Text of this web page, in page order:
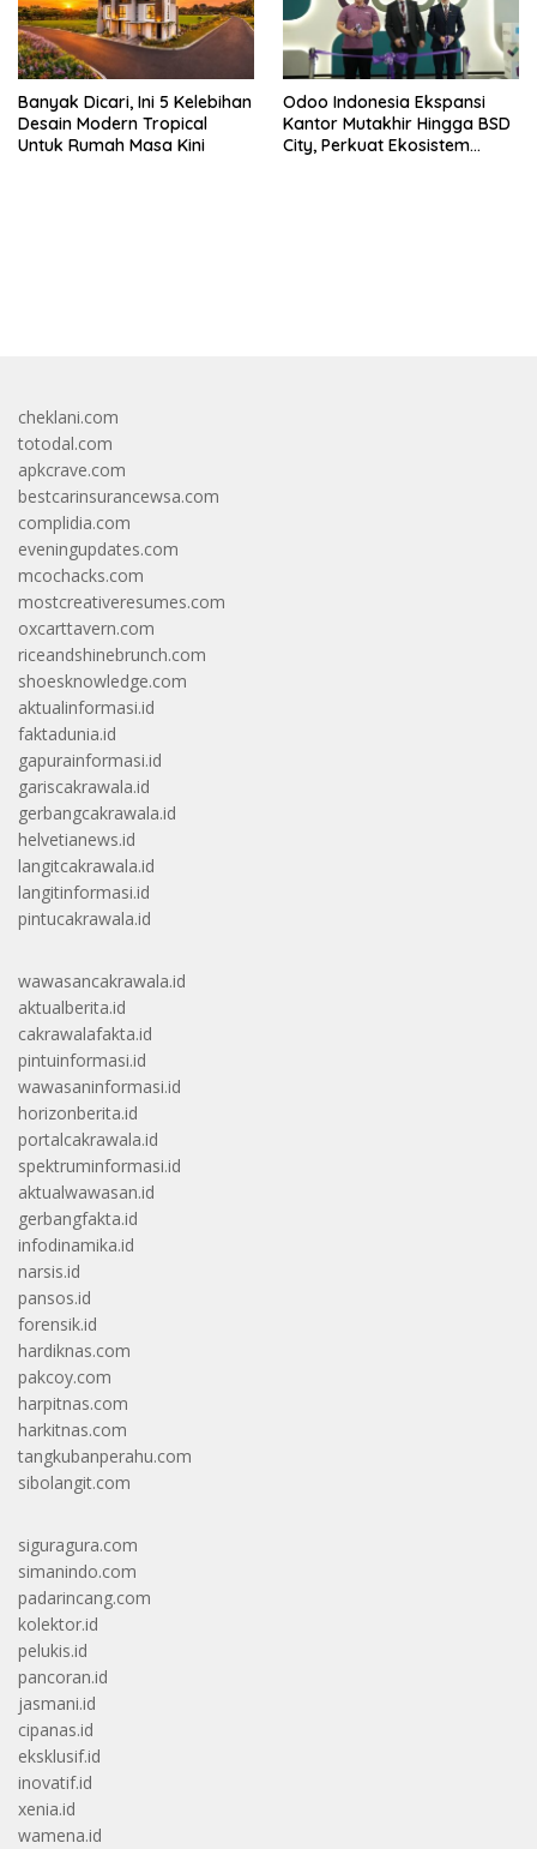
Banyak Dicari, Ini 5 Kelebihan
Desain Modern Tropical
Untuk Rumah Masa Kini
Odoo Indonesia Ekspansi
Kantor Mutakhir Hingga BSD
City, Perkuat Ekosistem
cheklani.com
totodal.com
apkcrave.com
bestcarinsurancewsa.com
complidia.com
eveningupdates.com
mcochacks.com
mostcreativeresumes.com
oxcarttavern.com
riceandshinebrunch.com
shoesknowledge.com
aktualinformasi.id
faktadunia.id
gapurainformasi.id
gariscakrawala.id
gerbangcakrawala.id
helvetianews.id
langitcakrawala.id
langitinformasi.id
pintucakrawala.id
wawasancakrawala.id
aktualberita.id
cakrawalafakta.id
pintuinformasi.id
wawasaninformasi.id
horizonberita.id
portalcakrawala.id
spektruminformasi.id
aktualwawasan.id
gerbangfakta.id
infodinamika.id
narsis.id
pansos.id
forensik.id
hardiknas.com
pakcoy.com
harpitnas.com
harkitnas.com
tangkubanperahu.com
sibolangit.com
siguragura.com
simanindo.com
padarincang.com
kolektor.id
pelukis.id
pancoran.id
jasmani.id
cipanas.id
eksklusif.id
inovatif.id
xenia.id
wamena.id